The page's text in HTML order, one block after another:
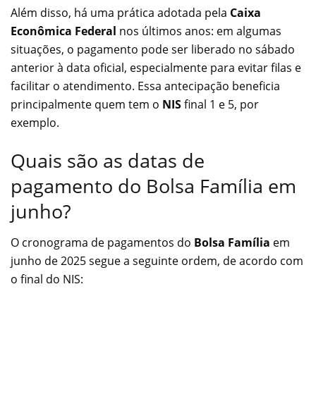
Além disso, há uma prática adotada pela Caixa
Econômica Federal nos últimos anos: em algumas
situações, o pagamento pode ser liberado no sábado
anterior à data oficial, especialmente para evitar filas e
facilitar o atendimento. Essa antecipação beneficia
principalmente quem tem o NISfinal 1 e 5, por
exemplo.
Quais são as datas de
pagamento do Bolsa Família em
junho?
O cronograma de pagamentos do Bolsa Família em
junho de 2025 segue a seguinte ordem, de acordo com
o final do NIS: